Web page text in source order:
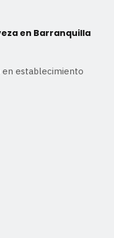
en Barranquilla
en establecimiento